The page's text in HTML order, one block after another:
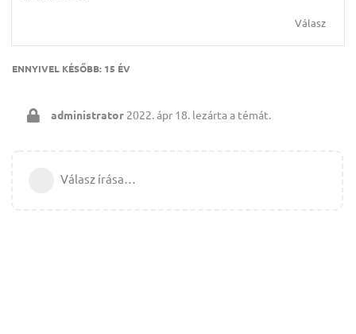
Válasz
ENNYIVEL KÉSŐBB: 15 ÉV
administrator 2022. ápr 18. lezárta a témát.
Válasz írása…